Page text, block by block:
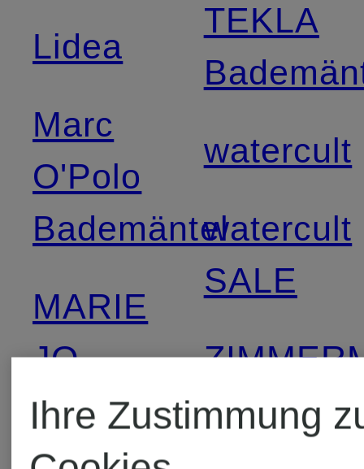
Lidea
Marc
O'Polo
Bademäntel
MARIE
JO
MARIE JO
TEKLA
watercult
watercult
SALE
Ihre Zustimmung